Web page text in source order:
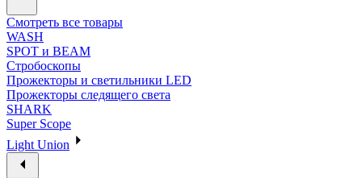
Смотреть все товары
WASH
SPOT и BEAM
Стробоскопы
Прожекторы и светильники LED
Прожекторы следящего света
SHARK
Super Scope
Light Union